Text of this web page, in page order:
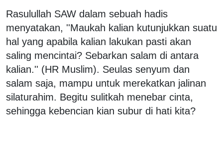
Rasulullah SAW dalam sebuah hadis
menyatakan, ''Maukah kalian kutunjukkan suatu
hal yang apabila kalian lakukan pasti akan
saling mencintai? Sebarkan salam di antara
kalian.'' (HR Muslim). Seulas senyum dan
salam saja, mampu untuk merekatkan jalinan
silaturahim. Begitu sulitkah menebar cinta,
sehingga kebencian kian subur di hati kita?